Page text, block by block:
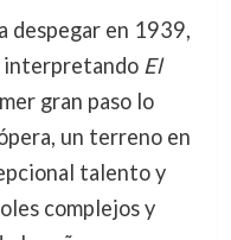
despegar en 1939,
interpretando El
gran paso lo
un terreno en
talento y
complejos y